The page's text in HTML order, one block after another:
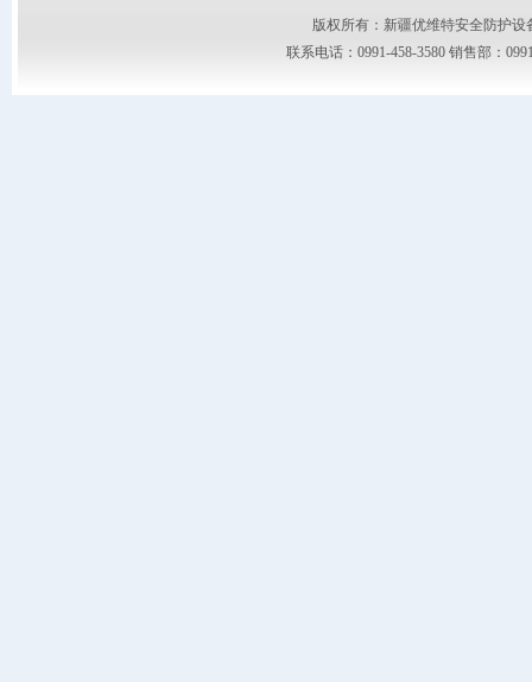
版权所有：新疆优维特安全防护设
联系电话：0991-458-3580 销售部：